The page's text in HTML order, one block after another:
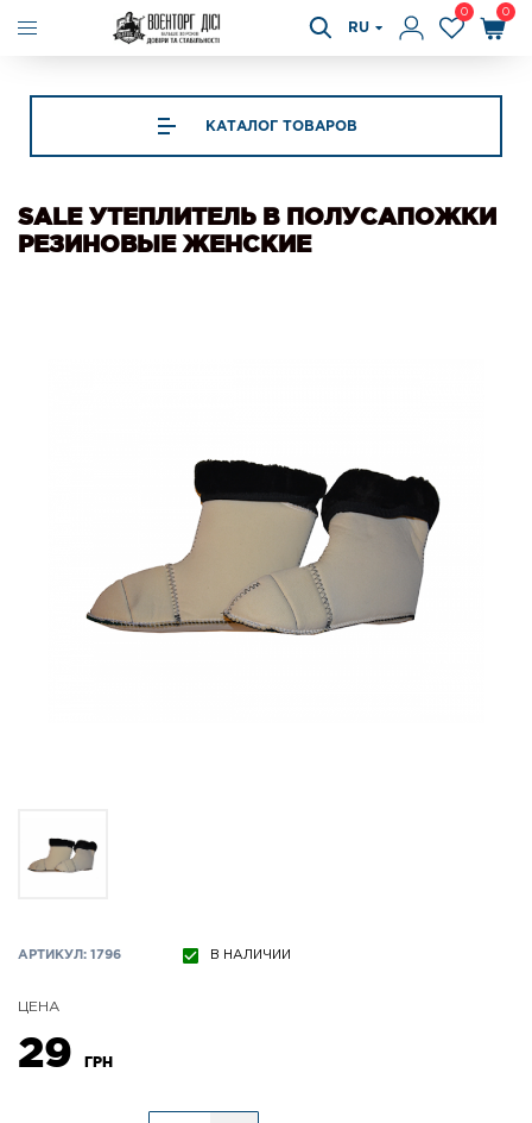
RU
0 0
КАТАЛОГ ТОВАРОВ
SALE УТЕПЛИТЕЛЬ В ПОЛУСАПОЖКИ
РЕЗИНОВЫЕ ЖЕНСКИЕ
АРТИКУЛ: 1796 В НАЛИЧИИ
ЦЕНА
29 ГРН